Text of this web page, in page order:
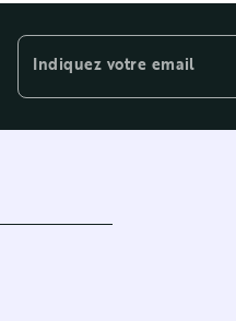
Indiquez votre email